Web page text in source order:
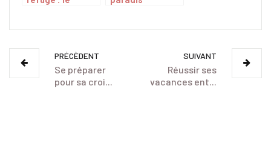
conservation
PRÉCÈDENT
Se préparer
pour sa croi...
SUIVANT
Réussir ses
vacances ent...